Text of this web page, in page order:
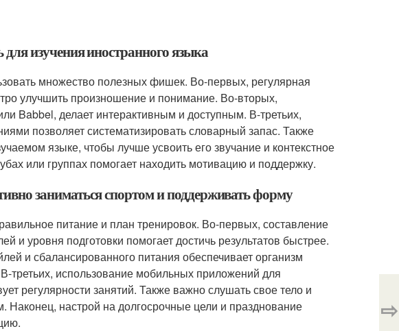
изучения иностранного языка
множество полезных фишек. Во-первых, регулярная
улучшить произношение и понимание. Во-вторых,
Babbel, делает интерактивным и доступным. В-третьих,
позволяет систематизировать словарный запас. Также
языке, чтобы лучше усвоить его звучание и контекстное
или группах помогает находить мотивацию и поддержку.
заниматься спортом и поддерживать форму
питание и план тренировок. Во-первых, составление
и уровня подготовки помогает достичь результатов быстрее.
и сбалансированного питания обеспечивает организм
третьих, использование мобильных приложений для
регулярности занятий. Также важно слушать свое тело и
Наконец, настрой на долгосрочные цели и празднование
⇨